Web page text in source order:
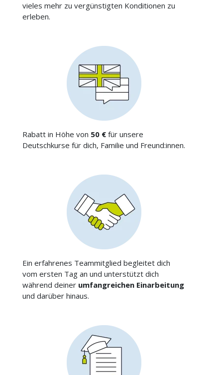
vieles mehr zu vergünstigten Konditionen zu
erleben.
Rabatt in Höhe von 50 € für unsere
Deutschkurse für dich, Familie und Freund:innen.
Ein erfahrenes Teammitglied begleitet dich
vom ersten Tag an und unterstützt dich
während deiner umfangreichen Einarbeitung
und darüber hinaus.